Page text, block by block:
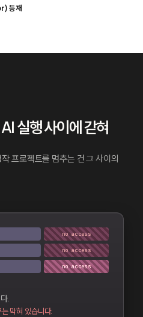
등재
실행 사이에 갇혀
프로젝트를 멈추는 건 그 사이의
no access
no access
no access
.
막혀 있습니다.